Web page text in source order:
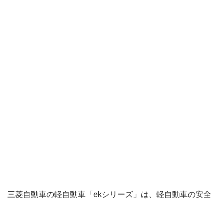
三菱自動車の軽自動車「ekシリーズ」は、軽自動車の安全